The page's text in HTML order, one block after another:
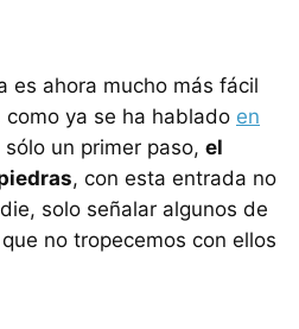
es ahora mucho más fácil
ya se ha hablado en
sólo un primer paso, el
, con esta entrada no
solo señalar algunos de
no tropecemos con ellos